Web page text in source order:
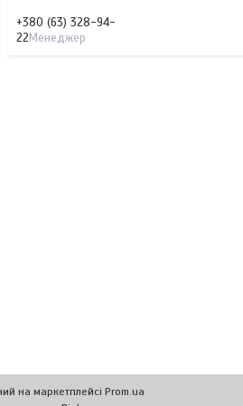
+380 (63) 328-94-
22Менеджер
на маркетплейсі Prom.ua